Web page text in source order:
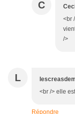
C
<br
/>
L
<br /> elle
Répondre